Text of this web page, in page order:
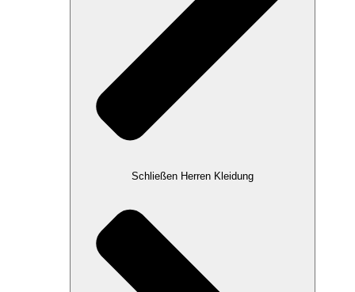
Schließen Herren Kleidung